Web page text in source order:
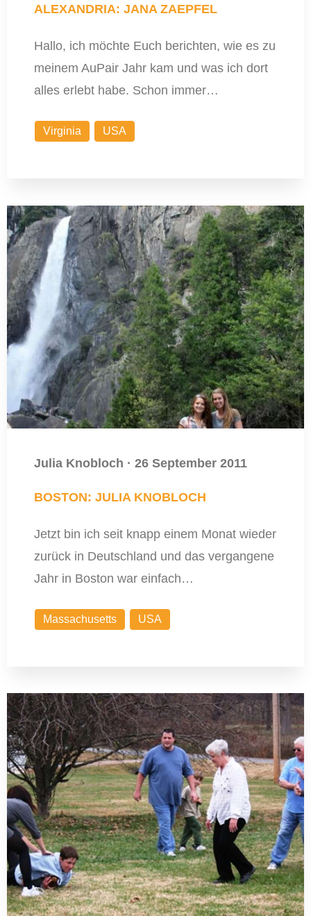
ALEXANDRIA: JANA ZAEPFEL
Hallo, ich möchte Euch berichten, wie es zu
meinem AuPair Jahr kam und was ich dort
alles erlebt habe. Schon immer…
Virginia USA
Julia Knobloch · 26 September 2011
BOSTON: JULIA KNOBLOCH
Jetzt bin ich seit knapp einem Monat wieder
zurück in Deutschland und das vergangene
Jahr in Boston war einfach…
Massachusetts USA